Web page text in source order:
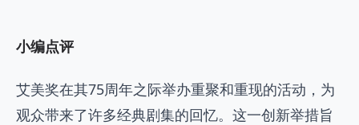
小编点评
艾美奖在其75周年之际举办重聚和重现的活动，为
观众带来了许多经典剧集的回忆。这一创新举措旨